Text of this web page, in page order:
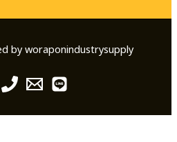
by woraponindustrysupply